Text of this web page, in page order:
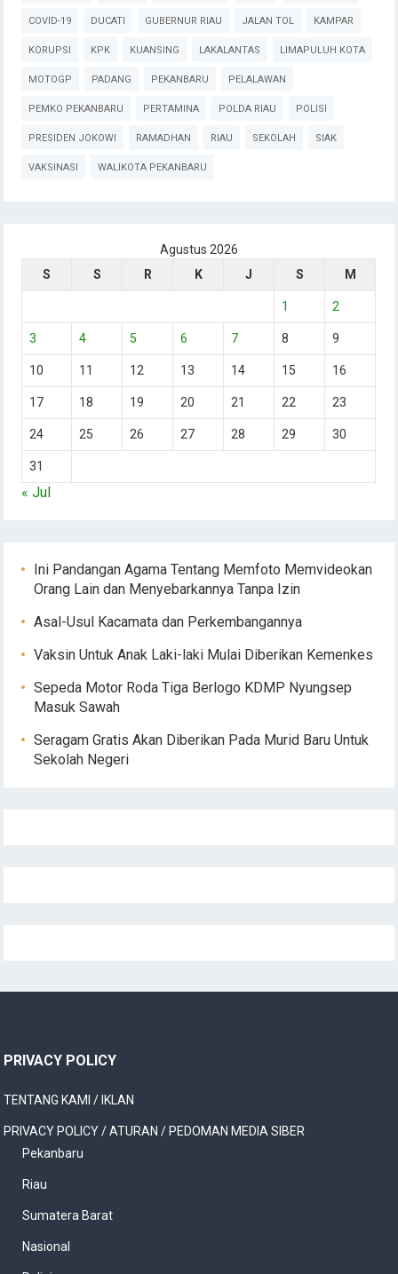
COVID-19 DUCATI GUBERNUR RIAU JALAN TOL KAMPAR
KORUPSI KPK KUANSING LAKALANTAS LIMAPULUH KOTA
MOTOGP PADANG PEKANBARU PELALAWAN
PEMKO PEKANBARU PERTAMINA POLDA RIAU POLISI
PRESIDEN JOKOWI RAMADHAN RIAU SEKOLAH SIAK
VAKSINASI WALIKOTA PEKANBARU
Agustus 2026
S
S R K J S M
1 2
3 4 5 6 7 8 9
10 11 12 13 14 15 16
17 18 19 20 21 22 23
24 25 26 27 28 29 30
31
« Jul
Ini Pandangan Agama Tentang Memfoto Memvideokan
Orang Lain dan Menyebarkannya Tanpa Izin
Asal-Usul Kacamata dan Perkembangannya
Vaksin Untuk Anak Laki-laki Mulai Diberikan Kemenkes
Sepeda Motor Roda Tiga Berlogo KDMP Nyungsep
Masuk Sawah
Seragam Gratis Akan Diberikan Pada Murid Baru Untuk
Sekolah Negeri
PRIVACY POLICY
TENTANG KAMI / IKLAN
PRIVACY POLICY / ATURAN / PEDOMAN MEDIA SIBER
Pekanbaru
Riau
Sumatera Barat
Nasional